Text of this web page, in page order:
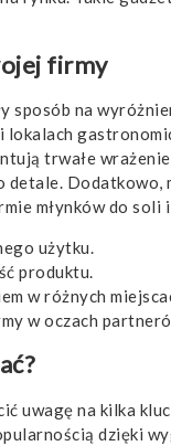
firmy
sposób na
lokalach
trwałe
młynków do soli
użytku.
produktu.
w różnych
w oczach
uwagę na kilka
dzięki